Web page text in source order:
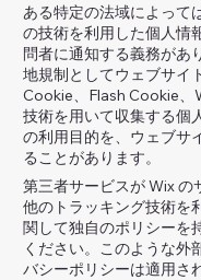
ある特定の法域によって
の技術を利用した個人情
問者に通知する義務があ
地規制としてウェブサイ
Cookie、Flash Cookie、
技術を用いて収集する個
の利用目的を、ウェブサ
ることがあります。
第三者サービスが Wix
他のトラッキング技術を
関して独自のポリシーを
ください。このような外
バシーポリシーは適用さ